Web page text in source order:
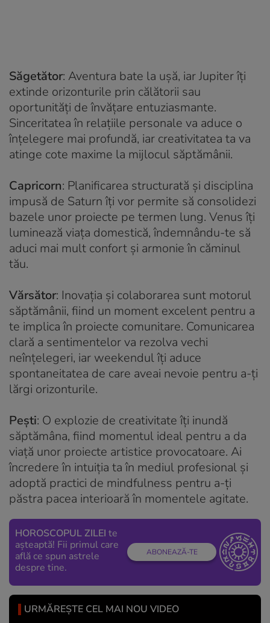
Săgetător: Aventura bate la ușă, iar Jupiter îți
extinde orizonturile prin călătorii sau
oportunități de învățare entuziasmante.
Sinceritatea în relațiile personale va aduce o
înțelegere mai profundă, iar creativitatea ta va
atinge cote maxime la mijlocul săptămânii.
Capricorn: Planificarea structurată și disciplina
impusă de Saturn îți vor permite să consolidezi
bazele unor proiecte pe termen lung. Venus îți
luminează viața domestică, îndemnându-te să
aduci mai mult confort și armonie în căminul
tău.
Vărsător: Inovația și colaborarea sunt motorul
săptămânii, fiind un moment excelent pentru a
te implica în proiecte comunitare. Comunicarea
clară a sentimentelor va rezolva vechi
neînțelegeri, iar weekendul îți aduce
spontaneitatea de care aveai nevoie pentru a-ți
lărgi orizonturile.
Pești: O explozie de creativitate îți inundă
săptămâna, fiind momentul ideal pentru a da
viață unor proiecte artistice provocatoare. Ai
încredere în intuiția ta în mediul profesional și
adoptă practici de mindfulness pentru a-ți
păstra pacea interioară în momentele agitate.
HOROSCOPUL ZILEI te
așteaptă! Fii primul care
află ce spun astrele
despre tine.
ABONEAZĂ-TE
URMĂREȘTE CEL MAI NOU VIDEO